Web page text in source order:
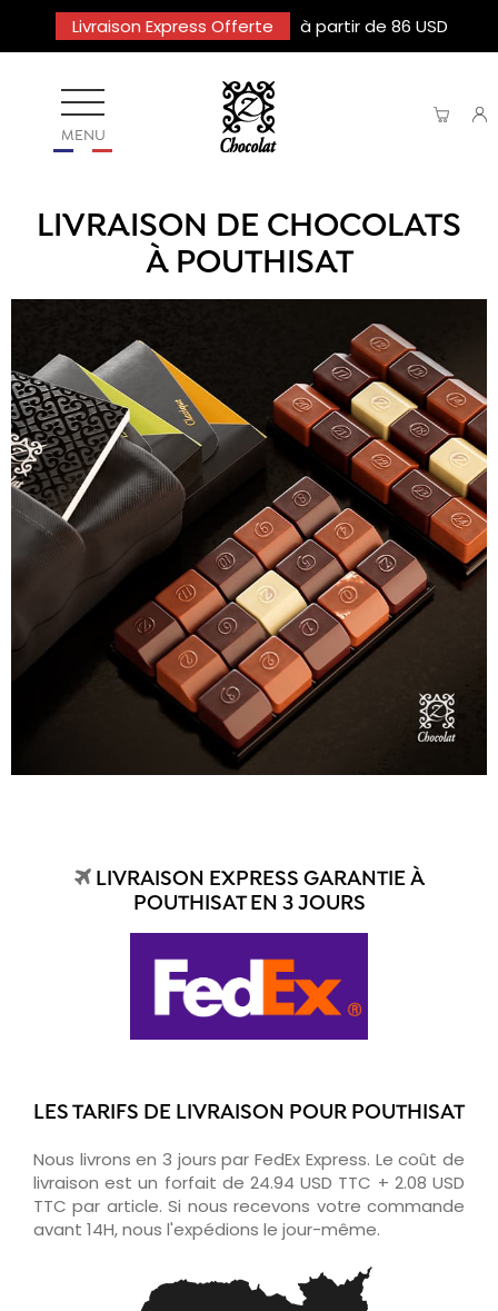
Livraison Express Offerte à partir de 86 USD
MENU
LIVRAISON DE CHOCOLATS
À POUTHISAT
LIVRAISON EXPRESS GARANTIE À
POUTHISAT EN 3 JOURS
LES TARIFS DE LIVRAISON POUR POUTHISAT
Nous livrons en 3 jours par FedEx Express. Le coût de
livraison est un forfait de 24.94 USD TTC + 2.08 USD
TTC par article. Si nous recevons votre commande
avant 14H, nous l'expédions le jour-même.